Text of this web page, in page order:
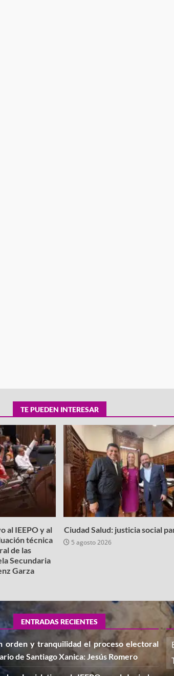
TE PUEDEN INTERESAR
al IEEPO y al
técnica
de las
Secundaria
Garza
Ciudad Salud: justicia social
5 agosto 2026
ENTRADAS RECIENTES
orden y tranquilidad el proceso electoral
de Santiago Xanica: Jesús Romero